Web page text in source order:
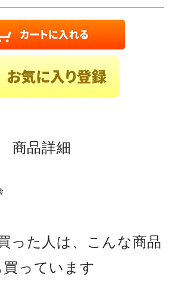
商品詳細
った人は、こんな商品
買っています